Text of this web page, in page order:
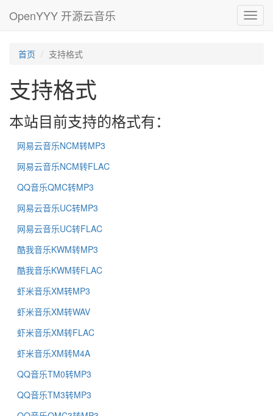
OpenYYY 开源云音乐
首页 支持格式
支持格式
本站目前支持的格式有：
网易云音乐NCM转MP3
网易云音乐NCM转FLAC
QQ音乐QMC转MP3
网易云音乐UC转MP3
网易云音乐UC转FLAC
酷我音乐KWM转MP3
酷我音乐KWM转FLAC
虾米音乐XM转MP3
虾米音乐XM转WAV
虾米音乐XM转FLAC
虾米音乐XM转M4A
QQ音乐TM0转MP3
QQ音乐TM3转MP3